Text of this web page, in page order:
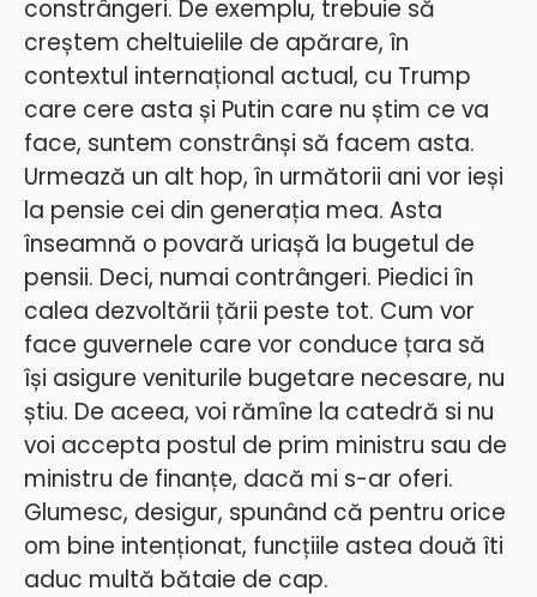
constrângeri. De exemplu, trebuie să
creștem cheltuielile de apărare, în
contextul internațional actual, cu Trump
care cere asta și Putin care nu știm ce va
face, suntem constrânși să facem asta.
Urmează un alt hop, în următorii ani vor ieși
la pensie cei din generația mea. Asta
înseamnă o povară uriașă la bugetul de
pensii. Deci, numai contrângeri. Piedici în
calea dezvoltării țării peste tot. Cum vor
face guvernele care vor conduce țara să
își asigure veniturile bugetare necesare, nu
știu. De aceea, voi rămîne la catedră si nu
voi accepta postul de prim ministru sau de
ministru de finanțe, dacă mi s-ar oferi.
Glumesc, desigur, spunând că pentru orice
om bine intenționat, funcțiile astea două îti
aduc multă bătaie de cap.